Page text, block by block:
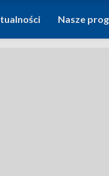
Nasze